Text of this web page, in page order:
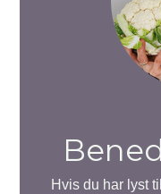
Hvis du har lyst